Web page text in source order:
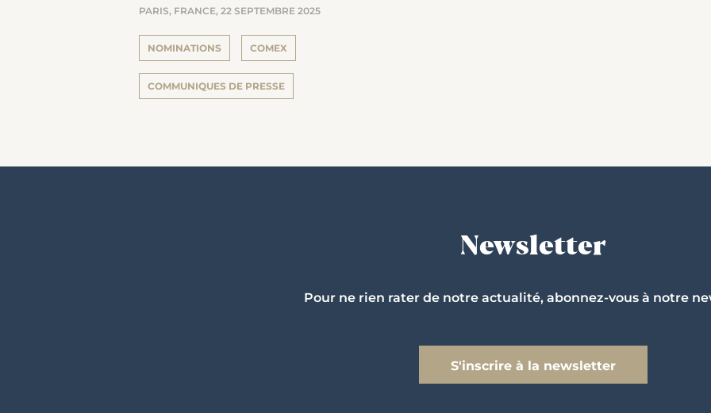
PARIS, FRANCE, 22 SEPTEMBRE 2025
NOMINATIONS COMEX
COMMUNIQUES DE PRESSE
Newsletter
Pour ne rien rater de notre actualité, abonnez-vous à notre
S'inscrire à la newsletter